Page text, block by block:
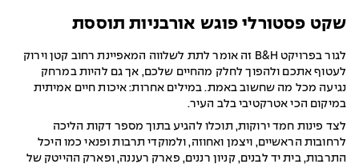
שקט פסטורלי פוגש אורבניות תוססת
לגור בפרויקט B&H זה אומר לתת לשלווה המאפיינת רחוב קטן וירוק
לעטוף אתכם ולהפוך לחלק מהחיים שלכם, אך גם להיות במרחק
נגיעה מכל מה שחשוב באמת. במילים אחרות: איכות חיים אמיתית
במיקום הכי אטרקטיבי בלב העיר.
לצד פינות חמד ירוקות, תוכלו להגיע בתוך מספר דקות הליכה
לרחובות הראשיים, ויצמן ואחוזה, ולמוקדי תרבות ופנאי כמו היכל
התרבות, בית יד לבנים, קניון רננים, פארק רעננה, ופארק ההייטק של